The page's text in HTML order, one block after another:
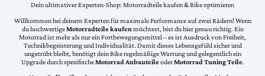
Dein ultimativer Experten-Shop: Motorradteile kaufen & Bike optimieren
Willkommen bei deinem Experten für maximale Performance auf zwei Rädern! Wenn
du hochwertigeMotorradteile kaufen möchtest, bist du hier genau richtig. Ein
Motorrad ist mehr als nur ein Fortbewegungsmittel – es ist Ausdruck von Freiheit,
Technikbegeisterung und Individualität. Damit dieses Lebensgefühl sicher und
ungetrübt bleibt, benötigt dein Bike regelmäßige Wartung und gelegentlich ein
Upgrade durch spezifischeMotorrad AnbauteileoderMotorrad Tuning Teile.